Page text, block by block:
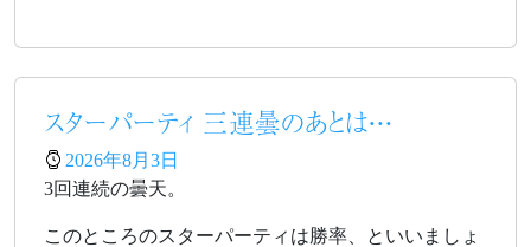
スターパーティ 三連曇のあとは・・・
2026年8月3日
3回連続の曇天。
このところのスターパーティは勝率、といいましょ